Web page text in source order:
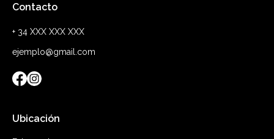
Contacto
+ 34 XXX XXX XXX
ejemplo@gmail.com
Ubicación